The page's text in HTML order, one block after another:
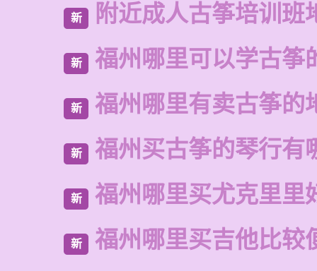
新 附近成人古筝培训班
新 福州哪里可以学古筝
新 福州哪里有卖古筝的
新 福州买古筝的琴行有
新 福州哪里买尤克里里
新 福州哪里买吉他比较